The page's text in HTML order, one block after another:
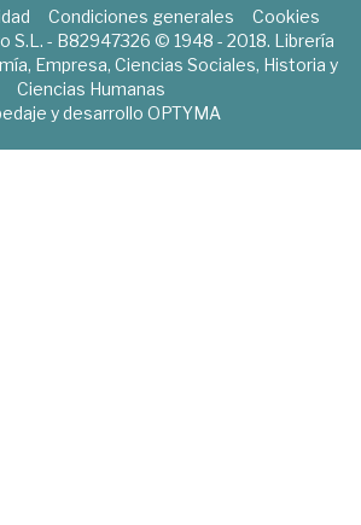
Condiciones generales
Cookies
S.L. - B82947326 © 1948 - 2018. Librería
Empresa, Ciencias Sociales, Historia y
Ciencias Humanas
y desarrollo OPTYMA